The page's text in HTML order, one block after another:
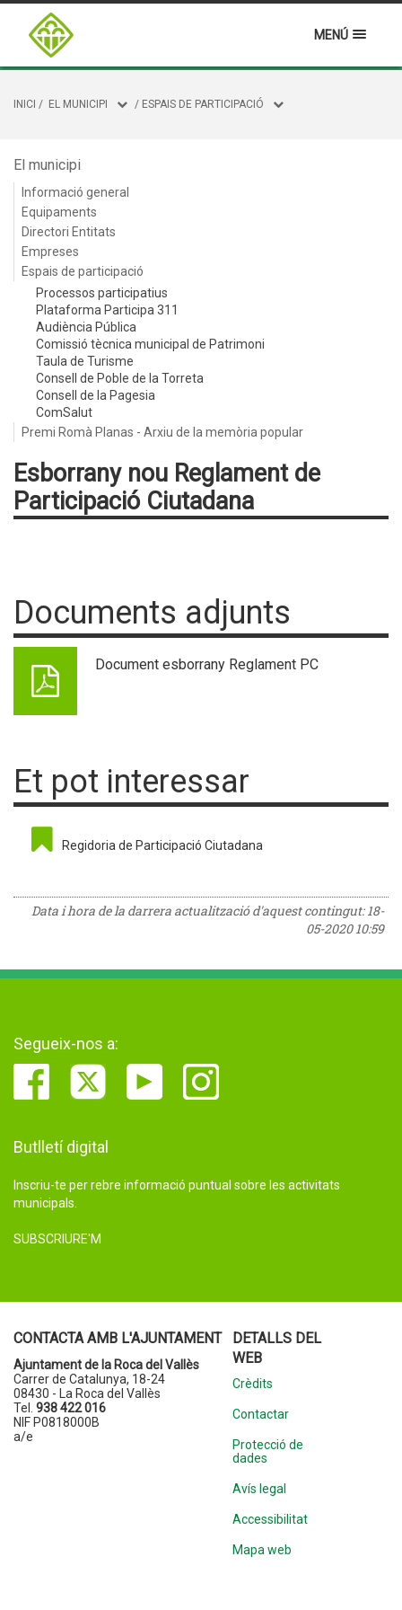
MENÚ
INICI / EL MUNICIPI / ESPAIS DE PARTICIPACIÓ
El municipi
Informació general
Equipaments
Directori Entitats
Empreses
Espais de participació
Processos participatius
Plataforma Participa 311
Audiència Pública
Comissió tècnica municipal de Patrimoni
Taula de Turisme
Consell de Poble de la Torreta
Consell de la Pagesia
ComSalut
Premi Romà Planas - Arxiu de la memòria popular
Esborrany nou Reglament de
Participació Ciutadana
Documents adjunts
Document esborrany Reglament PC
Et pot interessar
Regidoria de Participació Ciutadana
Data i hora de la darrera actualització d'aquest contingut:18-
05-2020 10:59
Segueix-nos a:
Butlletí digital
Inscriu-te per rebre informació puntual sobre les activitats
municipals.
SUBSCRIURE'M
CONTACTA AMB L'AJUNTAMENT
Ajuntament de la Roca del Vallès
Carrer de Catalunya, 18-24
08430 - La Roca del Vallès
Tel. 938 422 016
NIF P0818000B
a/e
DETALLS DEL
WEB
Crèdits
Contactar
Protecció de
dades
Avís legal
Accessibilitat
Mapa web